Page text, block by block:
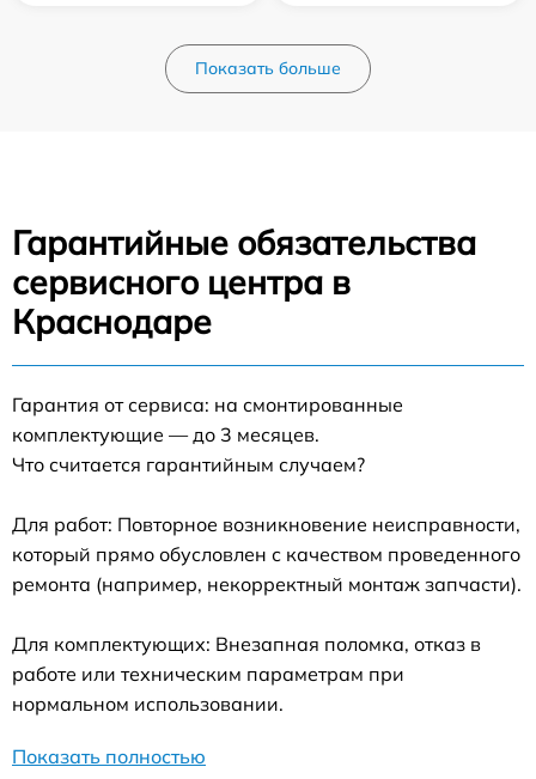
Показать больше
Гарантийные обязательства
сервисного центра в
Краснодаре
Гарантия от сервиса: на смонтированные
комплектующие — до 3 месяцев.
Что считается гарантийным случаем?
Для работ: Повторное возникновение неисправности,
который прямо обусловлен с качеством проведенного
ремонта (например, некорректный монтаж запчасти).
Для комплектующих: Внезапная поломка, отказ в
работе или техническим параметрам при
нормальном использовании.
Показать полностью